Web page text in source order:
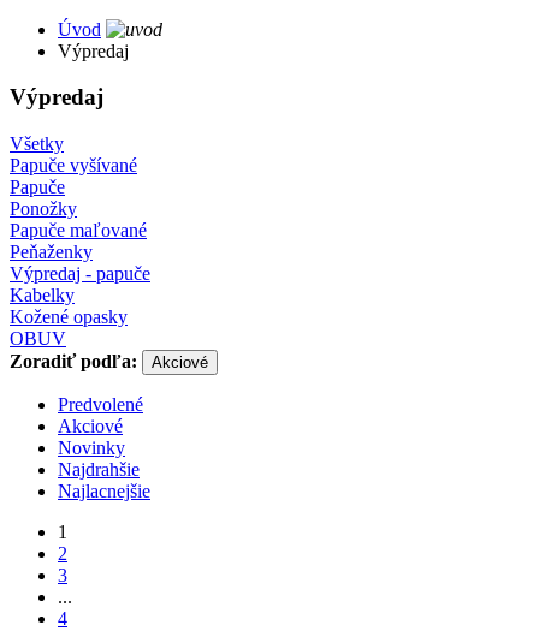
Úvod
Výpredaj
Výpredaj
Všetky
Papuče vyšívané
Papuče
Ponožky
Papuče maľované
Peňaženky
Výpredaj - papuče
Kabelky
Kožené opasky
OBUV
Zoradiť podľa:
Akciové
Predvolené
Akciové
Novinky
Najdrahšie
Najlacnejšie
1
2
3
...
4